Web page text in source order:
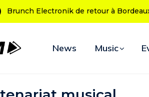
L’Amnesia Ibiza fête ses 50 ans : le
programme des soirées
News Music